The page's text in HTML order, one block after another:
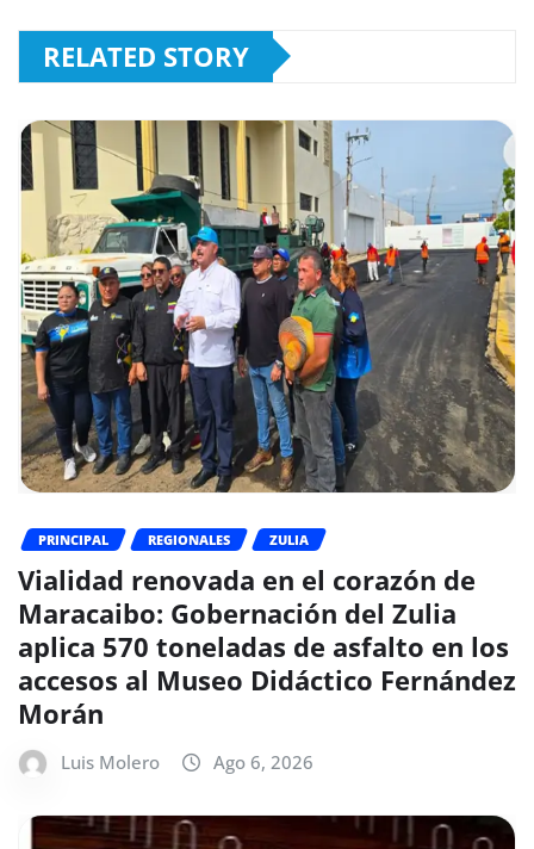
RELATED STORY
PRINCIPAL REGIONALES ZULIA
Vialidad renovada en el corazón de
Maracaibo: Gobernación del Zulia
aplica 570 toneladas de asfalto en los
accesos al Museo Didáctico Fernández
Morán
Luis Molero Ago 6, 2026